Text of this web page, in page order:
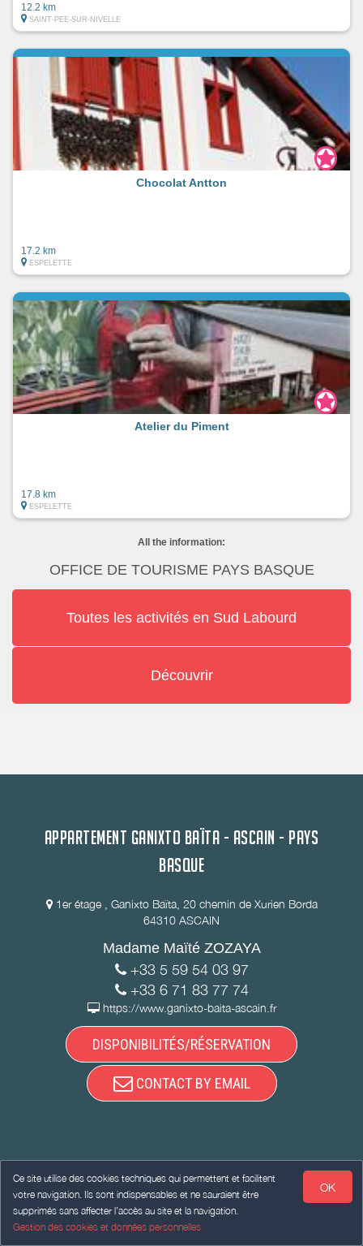
Ce site utilise des cookies techniques qui permettent et facilitent
votre navigation. Ils sont indispensables et ne sauraient être
supprimés sans affecter l’accès au site et la navigation.
Gestion des cookies et données personnelles
OK
12.2 km
SAINT-PEE-SUR-NIVELLE
Chocolat Antton
17.2 km
ESPELETTE
Atelier du Piment
17.8 km
ESPELETTE
All the information:
OFFICE DE TOURISME PAYS BASQUE
Toutes les activités en Sud Labourd
Découvrir
APPARTEMENT GANIXTO BAÏTA - ASCAIN - PAYS
BASQUE
1er étage , Ganixto Baïta, 20 chemin de Xurien Borda
64310 ASCAIN
Madame Maïté ZOZAYA
+33 5 59 54 03 97
+33 6 71 83 77 74
https://www.ganixto-baita-ascain.fr
DISPONIBILITÉS/RÉSERVATION
CONTACT BY EMAIL